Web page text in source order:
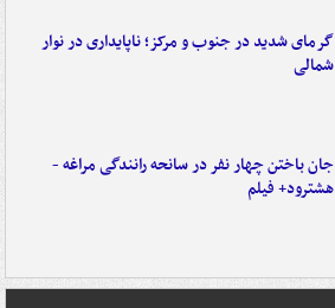
گرمای شدید در جنوب و مرکز؛ ناپایداری در نوار
شمالی
جان باختن چهار نفر در سانحه رانندگی مراغه -
هشترود+ فیلم